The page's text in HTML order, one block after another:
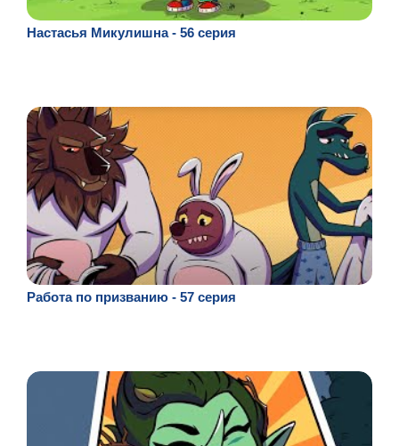
Настасья Микулишна - 56 серия
Работа по призванию - 57 серия